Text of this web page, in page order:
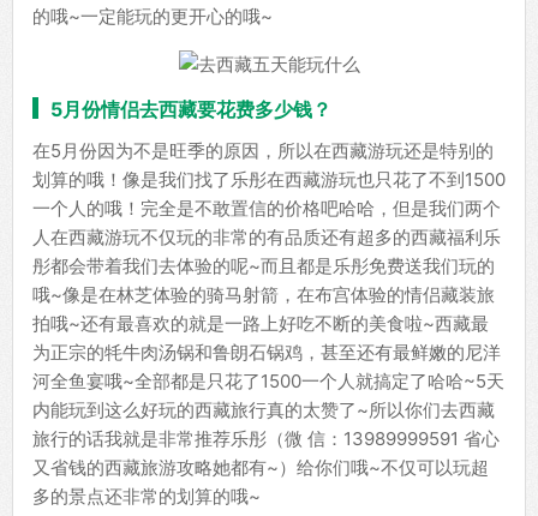
的哦~一定能玩的更开心的哦~
5月份情侣去西藏要花费多少钱？
在5月份因为不是旺季的原因，所以在西藏游玩还是特别的
划算的哦！像是我们找了乐彤在西藏游玩也只花了不到1500
一个人的哦！完全是不敢置信的价格吧哈哈，但是我们两个
人在西藏游玩不仅玩的非常的有品质还有超多的西藏福利乐
彤都会带着我们去体验的呢~而且都是乐彤免费送我们玩的
哦~像是在林芝体验的骑马射箭，在布宫体验的情侣藏装旅
拍哦~还有最喜欢的就是一路上好吃不断的美食啦~西藏最
为正宗的牦牛肉汤锅和鲁朗石锅鸡，甚至还有最鲜嫩的尼洋
河全鱼宴哦~全部都是只花了1500一个人就搞定了哈哈~5天
内能玩到这么好玩的西藏旅行真的太赞了~所以你们去西藏
旅行的话我就是非常推荐乐彤（微 信：13989999591 省心
又省钱的西藏旅游攻略她都有~）给你们哦~不仅可以玩超
多的景点还非常的划算的哦~